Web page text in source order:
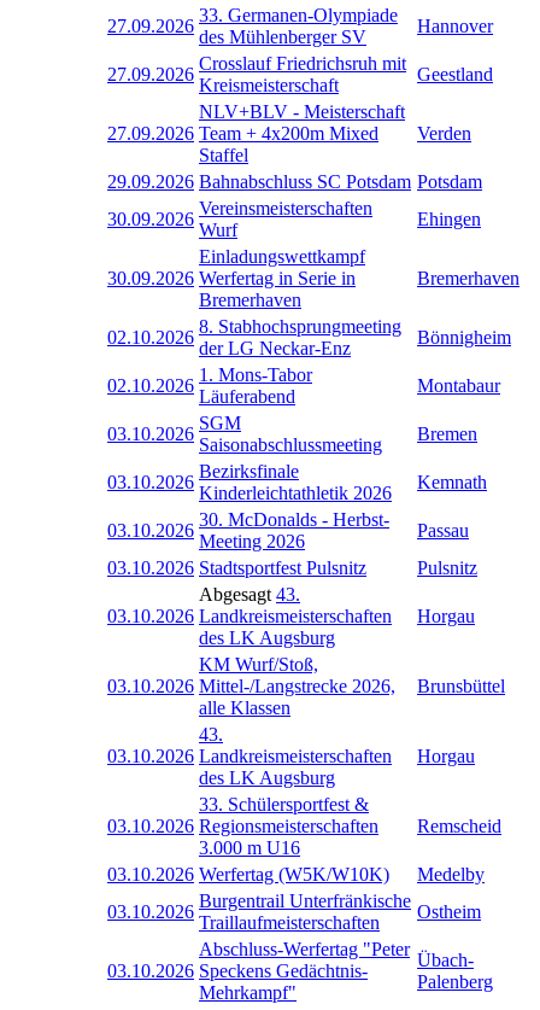
27.09.2026
33. Germanen-Olympiade
des Mühlenberger SV
Hannover
27.09.2026
Crosslauf Friedrichsruh mit
Kreismeisterschaft
Geestland
27.09.2026
NLV+BLV - Meisterschaft
Team + 4x200m Mixed
Staffel
Verden
29.09.2026 Bahnabschluss SC Potsdam Potsdam
30.09.2026
Vereinsmeisterschaften
Wurf
Ehingen
30.09.2026
Einladungswettkampf
Werfertag in Serie in
Bremerhaven
Bremerhaven
02.10.2026
8. Stabhochsprungmeeting
der LG Neckar-Enz
Bönnigheim
02.10.2026
1. Mons-Tabor
Läuferabend
Montabaur
03.10.2026
SGM
Saisonabschlussmeeting
Bremen
03.10.2026
Bezirksfinale
Kinderleichtathletik 2026
Kemnath
03.10.2026
30. McDonalds - Herbst-
Meeting 2026
Passau
03.10.2026 Stadtsportfest Pulsnitz Pulsnitz
03.10.2026
Abgesagt 43.
Landkreismeisterschaften
des LK Augsburg
Horgau
03.10.2026
KM Wurf/Stoß,
Mittel-/Langstrecke 2026,
alle Klassen
Brunsbüttel
03.10.2026
43.
Landkreismeisterschaften
des LK Augsburg
Horgau
03.10.2026
33. Schülersportfest &
Regionsmeisterschaften
3.000 m U16
Remscheid
03.10.2026 Werfertag (W5K/W10K)
Medelby
03.10.2026
Burgentrail Unterfränkische
Traillaufmeisterschaften
Ostheim
03.10.2026
Abschluss-Werfertag "Peter
Speckens Gedächtnis-
Mehrkampf"
Übach-
Palenberg